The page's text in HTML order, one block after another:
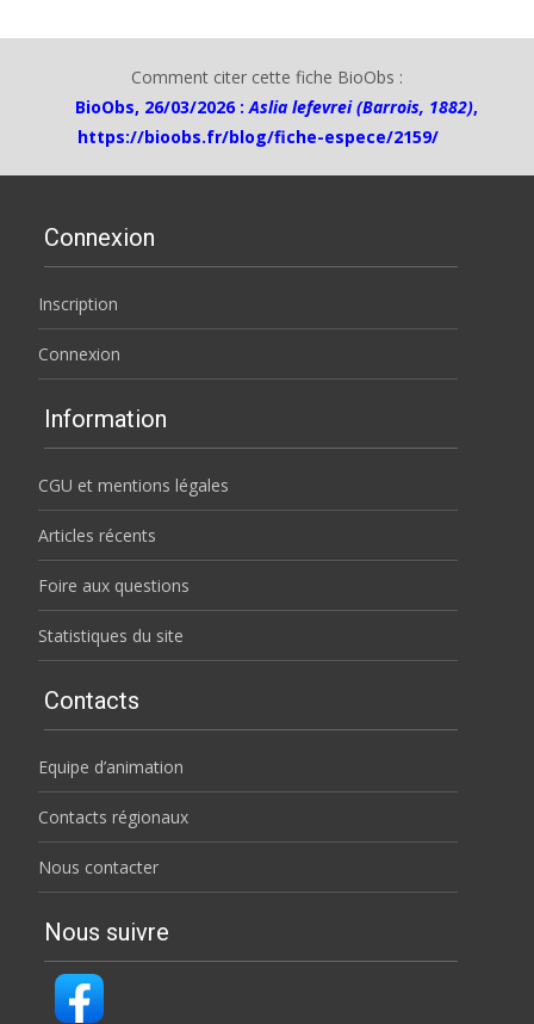
Comment citer cette fiche BioObs :
BioObs, 26/03/2026 :Aslia lefevrei (Barrois, 1882),
https://bioobs.fr/blog/fiche-espece/2159/
Connexion
Inscription
Connexion
Information
CGU et mentions légales
Articles récents
Foire aux questions
Statistiques du site
Contacts
Equipe d’animation
Contacts régionaux
Nous contacter
Nous suivre